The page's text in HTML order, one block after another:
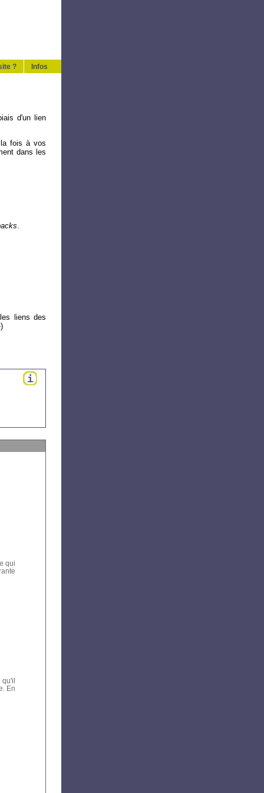
? Infos
d'un lien
fois à vos
dans les
liens des
qui
qu'il
En